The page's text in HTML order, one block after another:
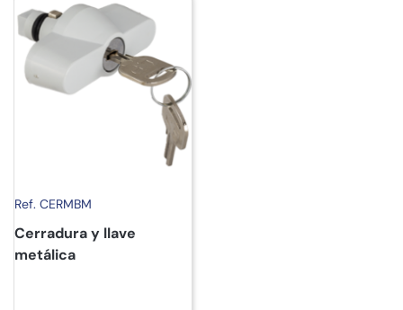
Ref. CERMBM
Cerradura y llave
metálica